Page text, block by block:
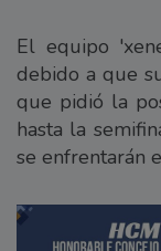
El equipo
debido a que
que pidió la
hasta la
se enfrentarán